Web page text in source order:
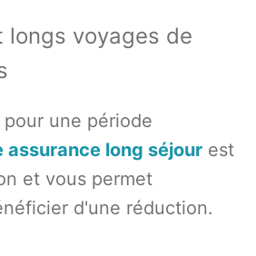
longs voyages de
une période
assurance long séjour est
et vous permet
d'une réduction.